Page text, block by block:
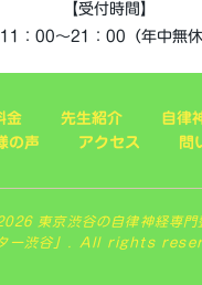
【受付時間】
11：00～21：00（年中無休
金 先生紹介
自律
の声
アクセス 問
東京渋谷の自律神経専門
ー渋谷」. All rights